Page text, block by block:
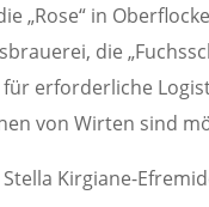
„Rose“ in
die
erforderliche
von Wirten sind
Kirgiane-